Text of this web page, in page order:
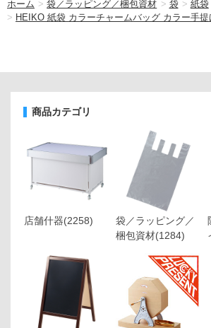
ホーム >袋／ラッピング／梱包資材 > 袋 > 紙袋
> HEIKO 紙袋 カラーチャームバッグ カラー手
商品カテゴリ
店舗什器(2258)
袋／ラッピング／
梱包資材(1284)